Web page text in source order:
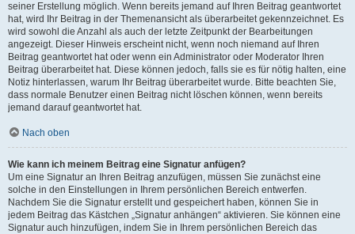
seiner Erstellung möglich. Wenn bereits jemand auf Ihren Beitrag geantwortet
hat, wird Ihr Beitrag in der Themenansicht als überarbeitet gekennzeichnet. Es
wird sowohl die Anzahl als auch der letzte Zeitpunkt der Bearbeitungen
angezeigt. Dieser Hinweis erscheint nicht, wenn noch niemand auf Ihren
Beitrag geantwortet hat oder wenn ein Administrator oder Moderator Ihren
Beitrag überarbeitet hat. Diese können jedoch, falls sie es für nötig halten, eine
Notiz hinterlassen, warum Ihr Beitrag überarbeitet wurde. Bitte beachten Sie,
dass normale Benutzer einen Beitrag nicht löschen können, wenn bereits
jemand darauf geantwortet hat.
Nach oben
Wie kann ich meinem Beitrag eine Signatur anfügen?
Um eine Signatur an Ihren Beitrag anzufügen, müssen Sie zunächst eine
solche in den Einstellungen in Ihrem persönlichen Bereich entwerfen.
Nachdem Sie die Signatur erstellt und gespeichert haben, können Sie in
jedem Beitrag das Kästchen „Signatur anhängen“ aktivieren. Sie können eine
Signatur auch hinzufügen, indem Sie in Ihrem persönlichen Bereich das